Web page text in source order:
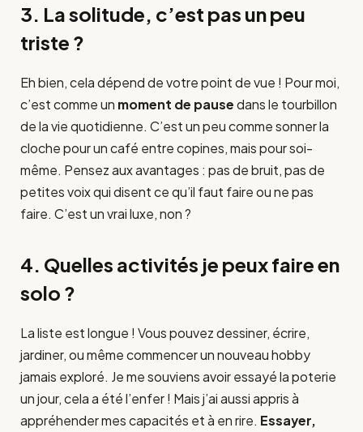
3. La solitude, c’est pas un peu
triste ?
Eh bien, cela dépend de votre point de vue ! Pour moi,
c’est comme un moment de pausedans le tourbillon
de la vie quotidienne. C’est un peu comme sonner la
cloche pour un café entre copines, mais pour soi-
même. Pensez aux avantages : pas de bruit, pas de
petites voix qui disent ce qu’il faut faire ou ne pas
faire. C’est un vrai luxe, non ?
4. Quelles activités je peux faire en
solo ?
La liste est longue ! Vous pouvez dessiner, écrire,
jardiner, ou même commencer un nouveau hobby
jamais exploré. Je me souviens avoir essayé la poterie
un jour, cela a été l’enfer ! Mais j’ai aussi appris à
appréhender mes capacités et à en rire. Essayer,